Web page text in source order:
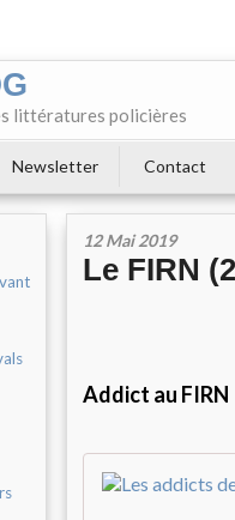
littératures policières
Newsletter Contact
12 Mai 2019
Le FIRN
Addict au FIRN